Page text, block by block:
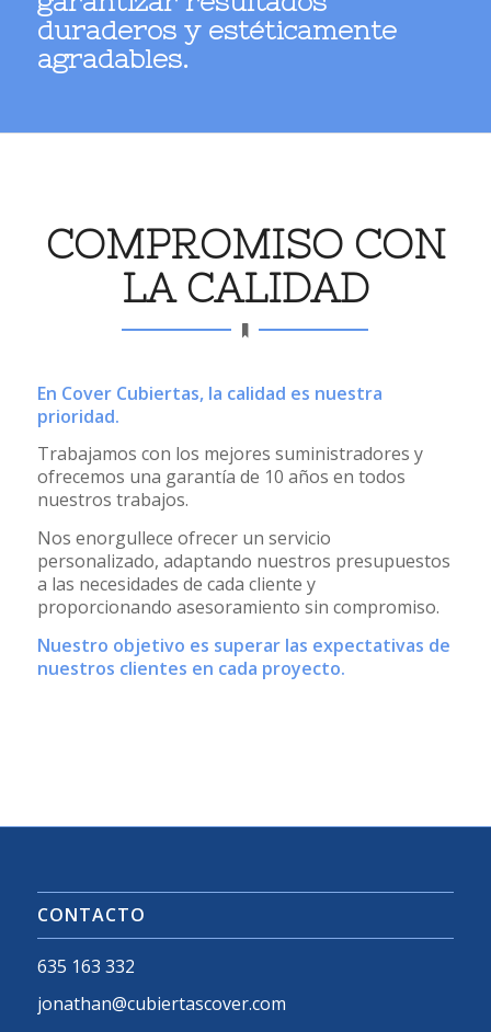
duraderos y estéticamente
agradables.
COMPROMISO CON
LA CALIDAD
En Cover Cubiertas, la calidad es nuestra
prioridad.
Trabajamos con los mejores suministradores y
ofrecemos una garantía de 10 años en todos
nuestros trabajos.
Nos enorgullece ofrecer un servicio
personalizado, adaptando nuestros presupuestos
a las necesidades de cada cliente y
proporcionando asesoramiento sin compromiso.
Nuestro objetivo es superar las expectativas de
nuestros clientes en cada proyecto.
CONTACTO
635 163 332
jonathan@cubiertascover.com